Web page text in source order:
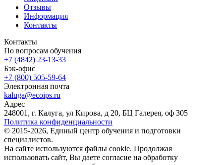
Отзывы
Информация
Контакты
Контакты
По вопросам обучения
+7 (4842) 23-13-33
Бэк-офис
+7 (800) 505-59-64
Электронная почта
kaluga@ecoips.ru
Адрес
248001, г. Калуга, ул Кирова, д 20, БЦ Галерея, оф 305
Политика конфиденциальности
© 2015-2026, Единый центр обучения и подготовки
специалистов.
На сайте используются файлы cookie. Продолжая
использовать сайт, Вы даете согласие на обработку